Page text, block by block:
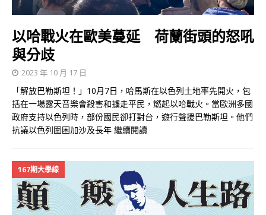
以哈戰火在歐美蔓延 荷蘭街頭的怒吼
與分歧
2023 年 10 月 17 日
「解放巴勒斯坦！」10月7日，哈馬斯在以色列土地率先開火，包
括在一場露天音樂會殺害和擄走平民，燃起以哈戰火。當歐洲多國
政府支持以色列時，部份國民卻打對台，遊行聲援巴勒斯坦。他們
抗議以色列圍困加沙及長年 繼續閱讀
167期大學線